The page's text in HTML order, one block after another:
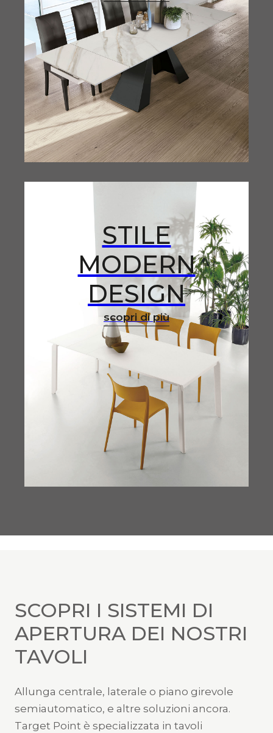
STILE
MODERN
DESIGN
scopri di più
SCOPRI I SISTEMI DI
APERTURA DEI NOSTRI
TAVOLI
Allunga centrale, laterale o piano girevole
semiautomatico, e altre soluzioni ancora.
Target Point è specializzata in tavoli